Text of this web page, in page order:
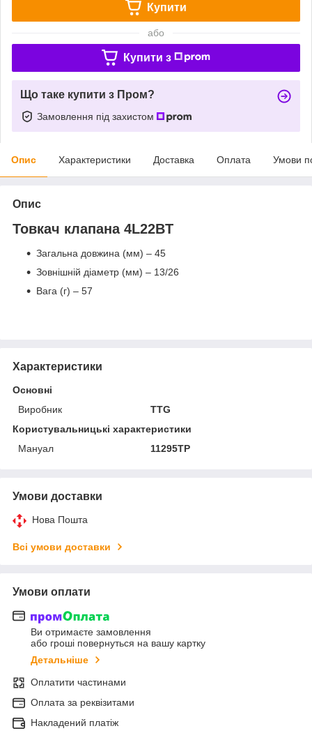
Купити
або
Купити з
Що таке купити з Пром?
Замовлення під захистом
Опис Характеристики Доставка Оплата Умови
Опис
Товкач клапана 4L22BT
Загальна довжина (мм) – 45
Зовнішній діаметр (мм) – 13/26
Вага (г) – 57
Характеристики
Основні
Виробник
TTG
Користувальницькі характеристики
Мануал
11295ТР
Умови доставки
Нова Пошта
Всі умови доставки
Умови оплати
Ви отримаєте замовлення
або гроші повернуться на вашу картку
Детальніше
Оплатити частинами
Оплата за реквізитами
Накладений платіж